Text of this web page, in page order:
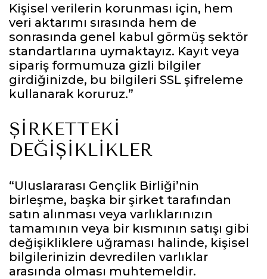
Kişisel verilerin korunması için, hem
veri aktarımı sırasında hem de
sonrasında genel kabul görmüş sektör
standartlarına uymaktayız. Kayıt veya
sipariş formumuza gizli bilgiler
girdiğinizde, bu bilgileri SSL şifreleme
kullanarak koruruz.”
ŞIRKETTEKI
DEĞIŞIKLIKLER
“Uluslararası Gençlik Birliği’nin
birleşme, başka bir şirket tarafından
satın alınması veya varlıklarınızın
tamamının veya bir kısmının satışı gibi
değişikliklere uğraması halinde, kişisel
bilgilerinizin devredilen varlıklar
arasında olması muhtemeldir.